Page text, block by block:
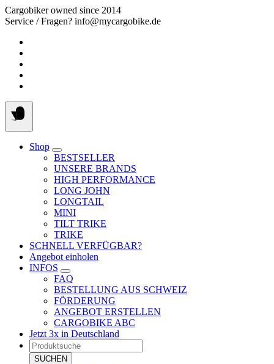
Springe
zum
Cargobiker owned since 2014
Service / Fragen? info@mycargobike.de
Shop
BESTSELLER
UNSERE BRANDS
HIGH PERFORMANCE
LONG JOHN
LONGTAIL
MINI
TILT TRIKE
TRIKE
SCHNELL VERFÜGBAR?
Angebot einholen
INFOS
FAQ
BESTELLUNG AUS SCHWEIZ
FÖRDERUNG
ANGEBOT ERSTELLEN
CARGOBIKE ABC
Jetzt 3x in Deutschland
Products
search
SUCHEN